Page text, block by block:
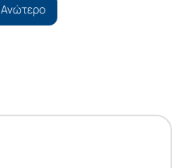
Ανώτερο